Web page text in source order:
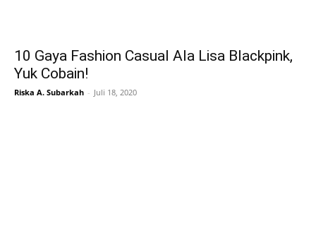
10 Gaya Fashion Casual Ala Lisa Blackpink,
Yuk Cobain!
Riska A. Subarkah - Juli 18, 2020